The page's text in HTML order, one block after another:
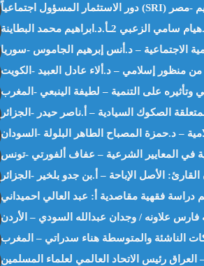
دراسة فقهية مقاصدية أ: عبد العالي احميداني
فارس علاونه / وجدان عبدالله السودي – الأردن